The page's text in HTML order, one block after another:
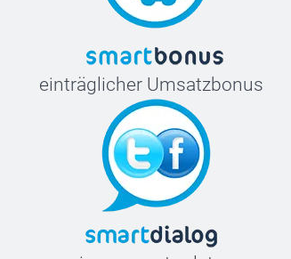
einträglicher Umsatzbonus